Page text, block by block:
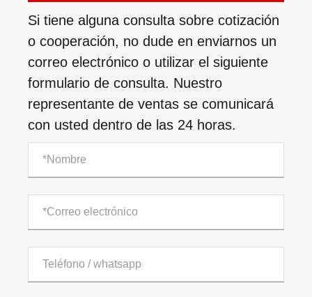
Si tiene alguna consulta sobre cotización
o cooperación, no dude en enviarnos un
correo electrónico o utilizar el siguiente
formulario de consulta. Nuestro
representante de ventas se comunicará
con usted dentro de las 24 horas.